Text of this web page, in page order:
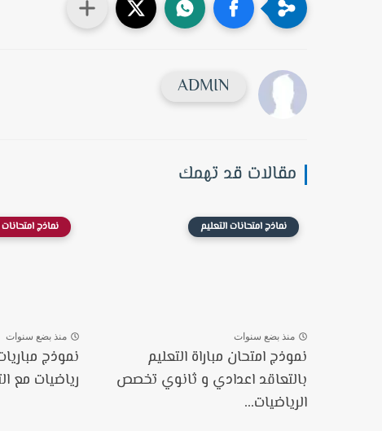
ADMIN
مقالات قد تهمك
نماذج امتحانات التعليم
منذ بضع سنوات
نموذج امتحان مباراة التعليم
بالتعاقد اعدادي و ثانوي تخصص
الرياضيات...
نماذج امتحانات
منذ بضع سنوات
نموذج
رياضيات مع